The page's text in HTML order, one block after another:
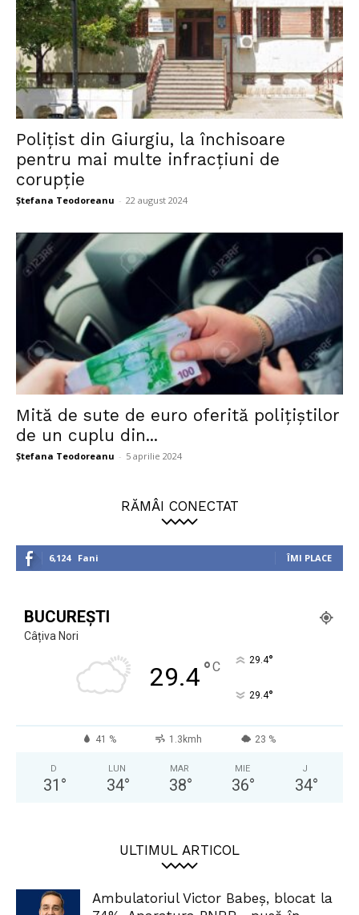
Polițist din Giurgiu, la închisoare
pentru mai multe infracțiuni de
corupție
Ștefana Teodoreanu - 22 august 2024
Mită de sute de euro oferită polițiștilor
de un cuplu din...
Ștefana Teodoreanu - 5 aprilie 2024
RĂMÂI CONECTAT
6,124 Fani ÎMI PLACE
BUCUREȘTI
Câțiva Nori
29.4°C 29.4°
29.4°
41 % 1.3kmh 23 %
D
31 °
LUN
34°
MAR
38°
MIE
36°
J
34°
ULTIMUL ARTICOL
Ambulatoriul Victor Babeș, blocat la